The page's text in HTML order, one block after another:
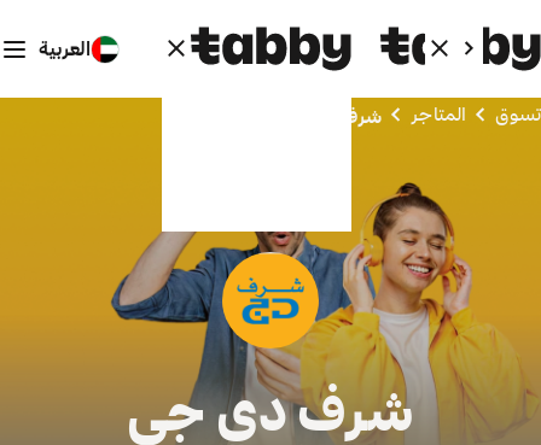
العربية
تسوق المتاجر شرف دي جي
شرف دي جي